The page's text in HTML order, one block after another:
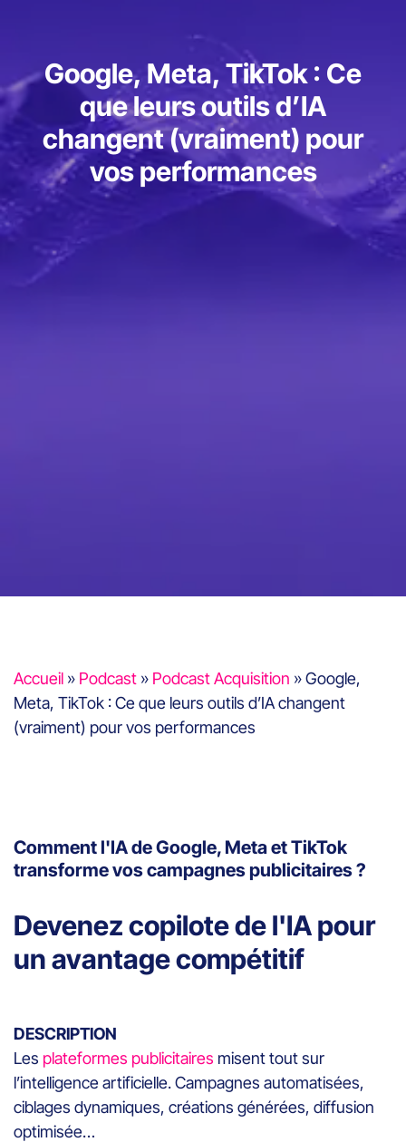
Google, Meta, TikTok : Ce
que leurs outils d’IA
changent (vraiment) pour
vos performances
Accueil » Podcast » Podcast Acquisition »Google,
Meta, TikTok : Ce que leurs outils d’IA changent
(vraiment) pour vos performances
Comment l'IA de Google, Meta et TikTok
transforme vos campagnes publicitaires ?
Devenez copilote de l'IA pour
un avantage compétitif
DESCRIPTION
Les plateformes publicitaires misent tout sur
l’intelligence artificielle. Campagnes automatisées,
ciblages dynamiques, créations générées, diffusion
optimisée…